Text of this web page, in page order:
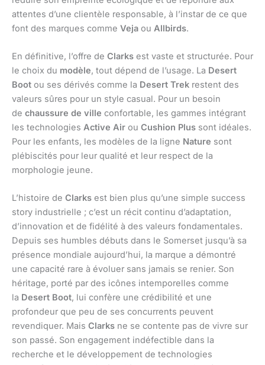
attentes d’une clientèle responsable, à l’instar de ce que
font des marques comme Veja ou Allbirds.
En définitive, l’offre de Clarks est vaste et structurée. Pour
le choix du modèle, tout dépend de l’usage. La Desert
Boot ou ses dérivés comme la Desert Trek restent des
valeurs sûres pour un style casual. Pour un besoin
de chaussure de ville confortable, les gammes intégrant
les technologies Active Air ou Cushion Plus sont idéales.
Pour les enfants, les modèles de la ligne Nature sont
plébiscités pour leur qualité et leur respect de la
morphologie jeune.
L’histoire de Clarks est bien plus qu’une simple success
story industrielle ; c’est un récit continu d’adaptation,
d’innovation et de fidélité à des valeurs fondamentales.
Depuis ses humbles débuts dans le Somerset jusqu’à sa
présence mondiale aujourd’hui, la marque a démontré
une capacité rare à évoluer sans jamais se renier. Son
héritage, porté par des icônes intemporelles comme
la Desert Boot, lui confère une crédibilité et une
profondeur que peu de ses concurrents peuvent
revendiquer. Mais Clarks ne se contente pas de vivre sur
son passé. Son engagement indéfectible dans la
recherche et le développement de technologies